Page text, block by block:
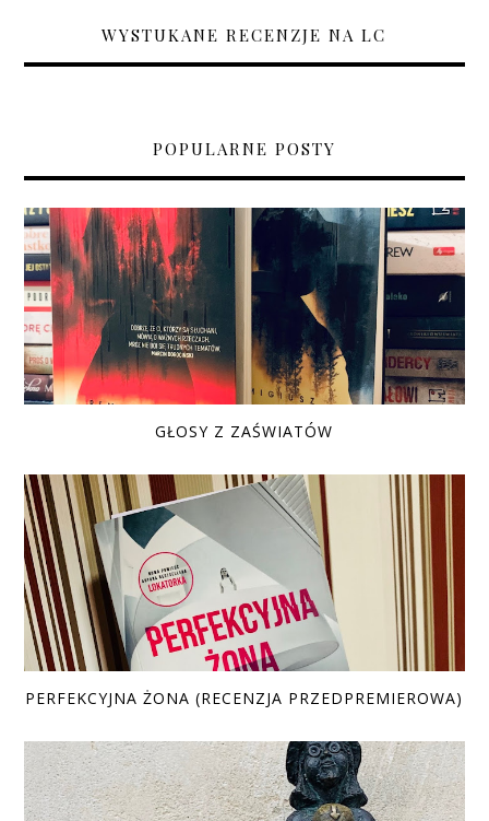
WYSTUKANE RECENZJE NA LC
POPULARNE POSTY
GŁOSY Z ZAŚWIATÓW
PERFEKCYJNA ŻONA (RECENZJA PRZEDPREMIEROWA)